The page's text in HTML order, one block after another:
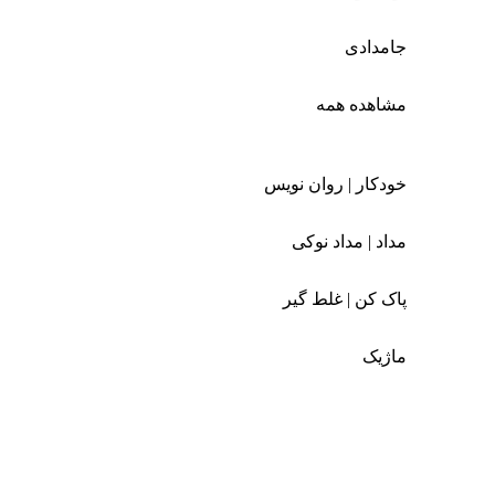
جامدادی
مشاهده همه
خودکار | روان نویس
مداد | مداد نوکی
پاک کن | غلط گیر
ماژیک